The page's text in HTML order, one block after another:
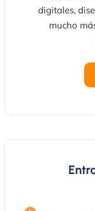
digitales,
mucho